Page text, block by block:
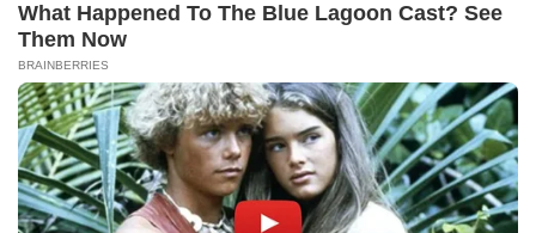
Aktien ATX DAX EuroStoxx 50 Dow Jones NASDAQ 100 Nikkei 225
Weitere Aktien:
Ginni Filaments Indo-City Infotech Castron Technologies Prism
Mercantile Hiran Orgochem
Kontakt-Impressum- Werbung-Barrierefreiheit
Sitemap-Datenschutz- Disclaimer-AGB-Privatsphäre-Einstellungen
What Happened To The Blue Lagoon Cast? See
Them Now
BRAINBERRIES